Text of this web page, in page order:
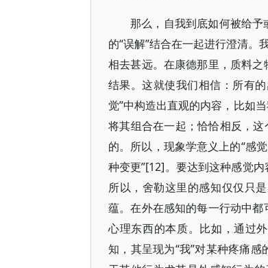
那么，自我到底如何被给
的“误解”结合在一起进行澄清。
相去甚远。在康德那里，质料
结果。这就使我们相信：所有
觉”中构造出直观的内容，比如
将其组合在一起；恰恰相反，
的。所以，现象学意义上的“感
种变更”[12]。要达到这种感觉
所以，舍勒这里的感知仅仅只
蕴。在外在感知的每一行动中
心理东西的本质。比如，通过
知，其呈现为“我”对某种疼痛